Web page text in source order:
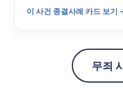
이 사건 종결사례 카드 보기
무죄